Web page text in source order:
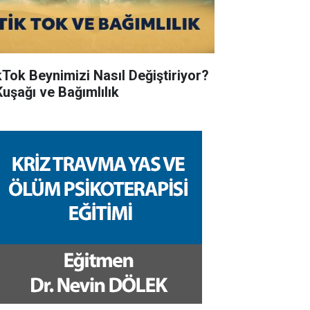
Beynimizi Nasıl Değiştiriyor?
ve Bağımlılık